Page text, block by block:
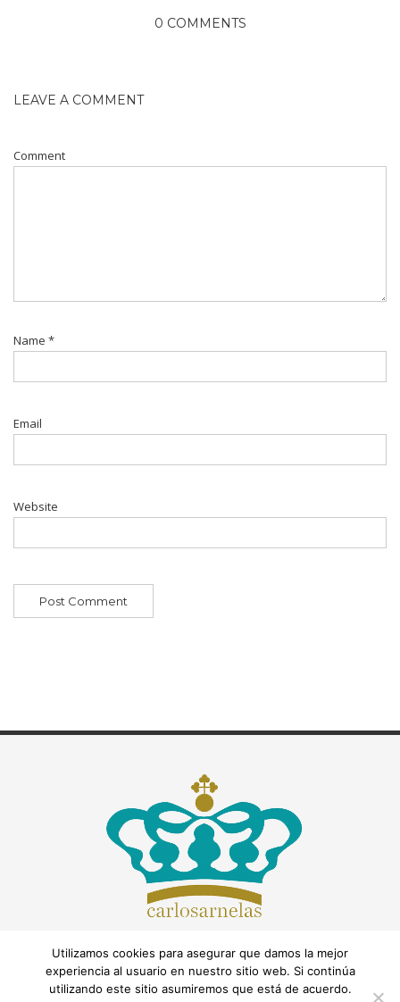
0 COMMENTS
LEAVE A COMMENT
Comment
Name *
Email
Website
Utilizamos cookies para asegurar que damos la mejor
experiencia al usuario en nuestro sitio web. Si continúa
utilizando este sitio asumiremos que está de acuerdo.